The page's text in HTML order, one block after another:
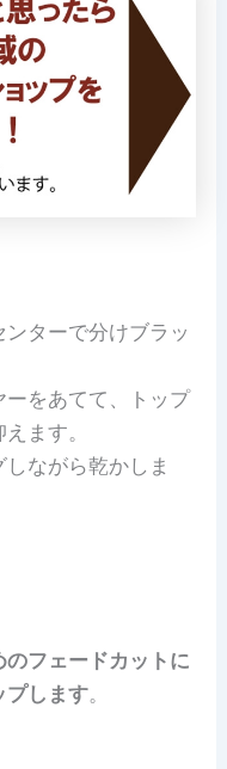
ターで分けブラッ
をあてて、トップ
ます。
ながら乾かしま
フェードカットに
プします。